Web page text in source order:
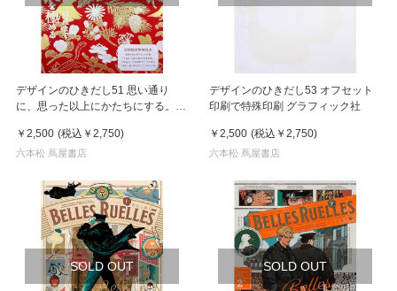
デザインのひきだし51 思い通り
に、思った以上にかたちにする。１
極める。 グラフィック社
￥2,500 (税込 ￥2,750)
六本松 蔦屋書店
デザインのひきだし53 オフセット
印刷で特殊印刷 グラフィック社
￥2,500 (税込 ￥2,750)
六本松 蔦屋書店
SOLD OUT SOLD OUT